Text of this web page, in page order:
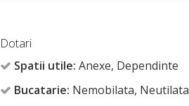
Dotari
Spatii utile: Anexe, Dependinte
Bucatarie: Nemobilata, Neutilata